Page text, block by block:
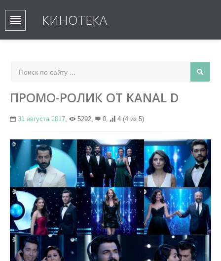
КИНОТЕКА
ПРОМО-РОЛИК ОТ KANAL D
31 августа 2017, 5292, 0, 4 (4 из 5)